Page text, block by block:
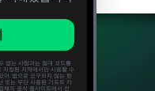
없는 사람과는 절대 코드를
지정된 지역에서만 사용할 수
어. 법으로 요구되지 않는 한
또는 무단 사용된 기프트 카
체의 공식 웹사이트에서 전